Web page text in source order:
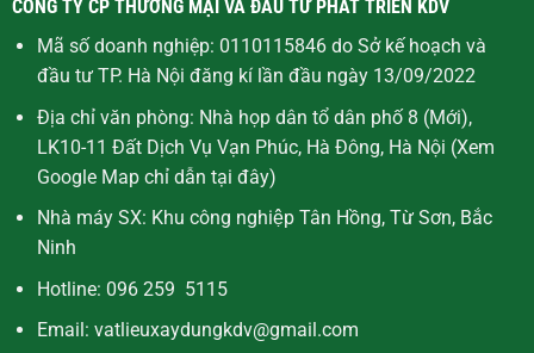
CÔNG TY CP THƯƠNG MẠI VÀ ĐẦU TƯ PHÁT TRIỂN KDV
Mã số doanh nghiệp: 0110115846 do Sở kế hoạch và
đầu tư TP. Hà Nội đăng kí lần đầu ngày 13/09/2022
Địa chỉ văn phòng: Nhà họp dân tổ dân phố 8 (Mới),
LK10-11 Đất Dịch Vụ Vạn Phúc, Hà Đông, Hà Nội (Xem
Google Map chỉ dẫn tại đây)
Nhà máy SX: Khu công nghiệp Tân Hồng, Từ Sơn, Bắc
Ninh
Hotline: 096 259 5115
Email: vatlieuxaydungkdv@gmail.com